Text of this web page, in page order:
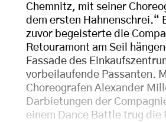
Chemnitz, mit seiner
dem ersten Hahnenschrei.“
zuvor begeisterte die
Retouramont am Seil
Fassade des
vorbeilaufende Passanten.
Choreografen Alexander
Darbietungen der
einem Dance Battle trug